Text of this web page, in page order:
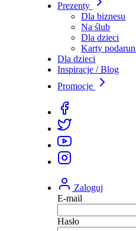
Prezenty
Dla biznesu
Na ślub
Dla dzieci
Karty
Dla dzieci
Inspiracje / Blog
Promocje
Zaloguj
E-mail
Hasło